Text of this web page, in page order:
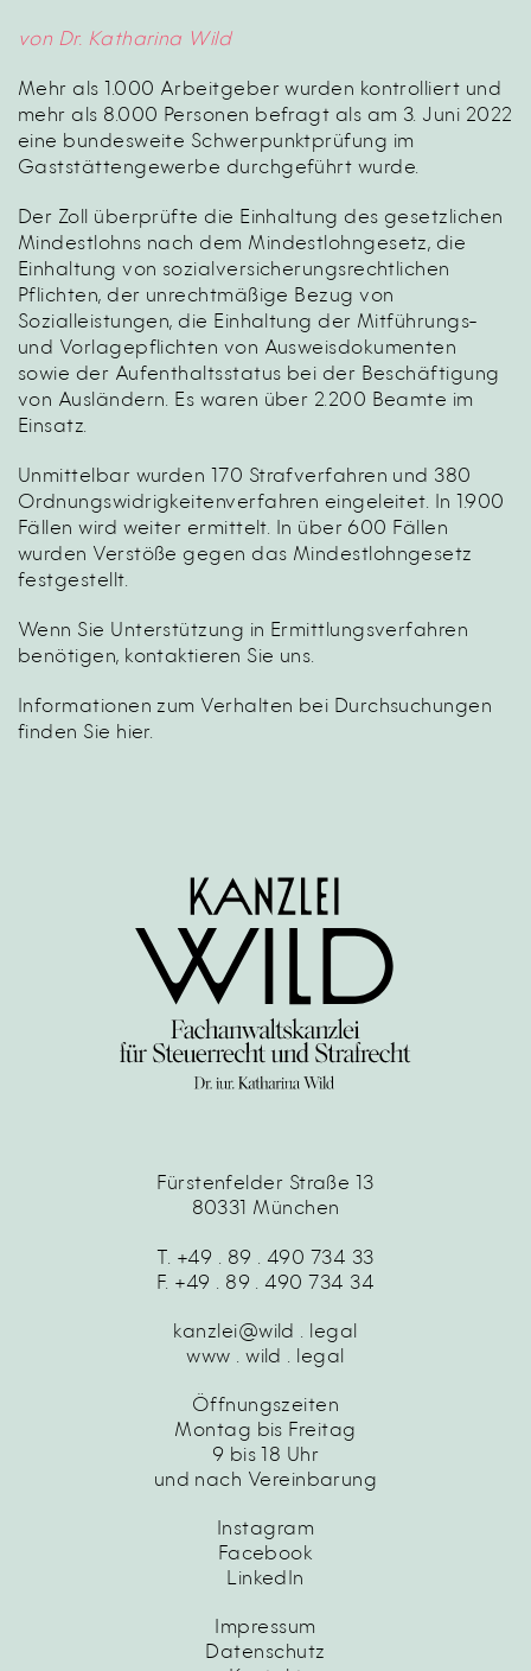
von Dr. Katharina Wild
Mehr als 1.000 Arbeitgeber wurden kontrolliert und
mehr als 8.000 Personen befragt als am 3. Juni 2022
eine bundesweite Schwerpunktprüfung im
Gaststättengewerbe durchgeführt wurde.
Der Zoll überprüfte die Einhaltung des gesetzlichen
Mindestlohns nach dem Mindestlohngesetz, die
Einhaltung von sozialversicherungsrechtlichen
Pflichten, der unrechtmäßige Bezug von
Sozialleistungen, die Einhaltung der Mitführungs-
und Vorlagepflichten von Ausweisdokumenten
sowie der Aufenthaltsstatus bei der Beschäftigung
von Ausländern. Es waren über 2.200 Beamte im
Einsatz.
Unmittelbar wurden 170 Strafverfahren und 380
Ordnungswidrigkeitenverfahren eingeleitet. In 1.900
Fällen wird weiter ermittelt. In über 600 Fällen
wurden Verstöße gegen das Mindestlohngesetz
festgestellt.
Wenn Sie Unterstützung in Ermittlungsverfahren
benötigen, kontaktieren Sie uns.
Informationen zum Verhalten bei Durchsuchungen
finden Sie hier.
Fürstenfelder Straße 13
80331 München
T. +49 . 89 . 490 734 33
F. +49 . 89 . 490 734 34
kanzlei@wild . legal
www . wild . legal
Öffnungszeiten
Montag bis Freitag
9 bis 18 Uhr
und nach Vereinbarung
Instagram
Facebook
LinkedIn
Impressum
Datenschutz